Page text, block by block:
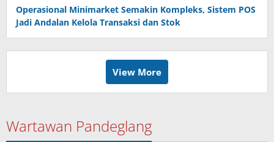
Operasional Minimarket Semakin Kompleks, Sistem POS
Jadi Andalan Kelola Transaksi dan Stok
View More
Wartawan Pandeglang